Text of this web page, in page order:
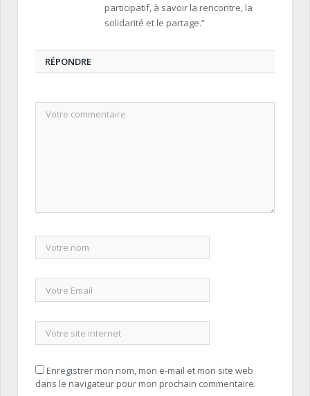
participatif, à savoir la rencontre, la
solidarité et le partage.”
RÉPONDRE
Enregistrer mon nom, mon e-mail et mon site web
dans le navigateur pour mon prochain commentaire.